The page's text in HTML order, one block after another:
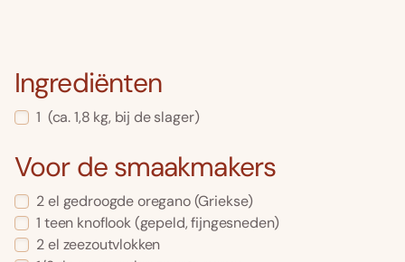
Ingrediënten
1 (ca. 1,8 kg, bij de slager)
Voor de smaakmakers
2el gedroogde oregano(Griekse)
1 teen knoflook(gepeld, fijngesneden)
2el zeezoutvlokken